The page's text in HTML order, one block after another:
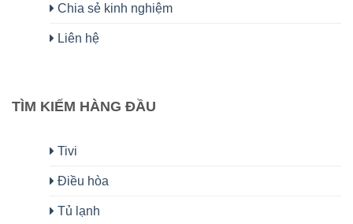
Chia sẻ kinh nghiệm
Liên hệ
TÌM KIẾM HÀNG ĐẦU
Tivi
Điều hòa
Tủ lạnh